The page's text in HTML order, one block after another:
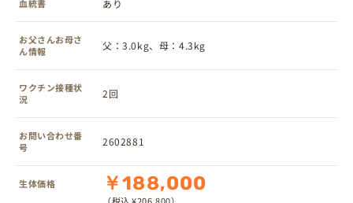
血統書 あり
お父さんお母さ
ん情報
父：3.0kg、母：4.3kg
ワクチン接種状
況
2回
お問い合わせ番
号
2602881
生体価格 ￥188,000